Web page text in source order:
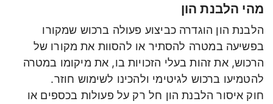
מהי הלבנת הון
הלבנת הון הוגדרה כביצוע פעולה ברכוש שמקורו
בפשיעה במטרה להסתיר או להסוות את מקורו של
הרכוש, את זהות בעלי הזכויות בו, את מיקומו במטרה
להטמיעו ברכוש לגיטימי ולהכינו לשימוש חוזר.
חוק איסור הלבנת הון חל רק על פעולות בכספים או